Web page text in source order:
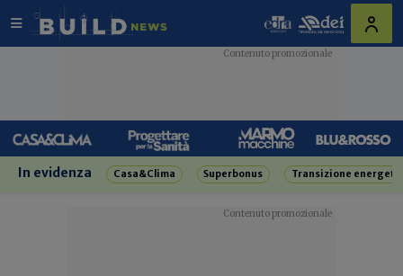
In evidenza Casa&Clima Superbonus Transizione